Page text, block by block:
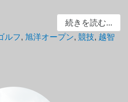
続きを読む...
ルフ, 旭洋オープン,競技, 越智